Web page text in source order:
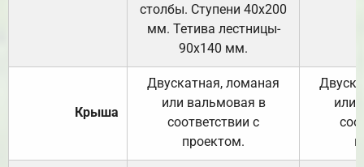
столбы. Ступени 40х200
мм. Тетива лестницы-
90х140 мм.
Крыша
Двускатная, ломаная
или вальмовая в
соответствии с
проектом.
или